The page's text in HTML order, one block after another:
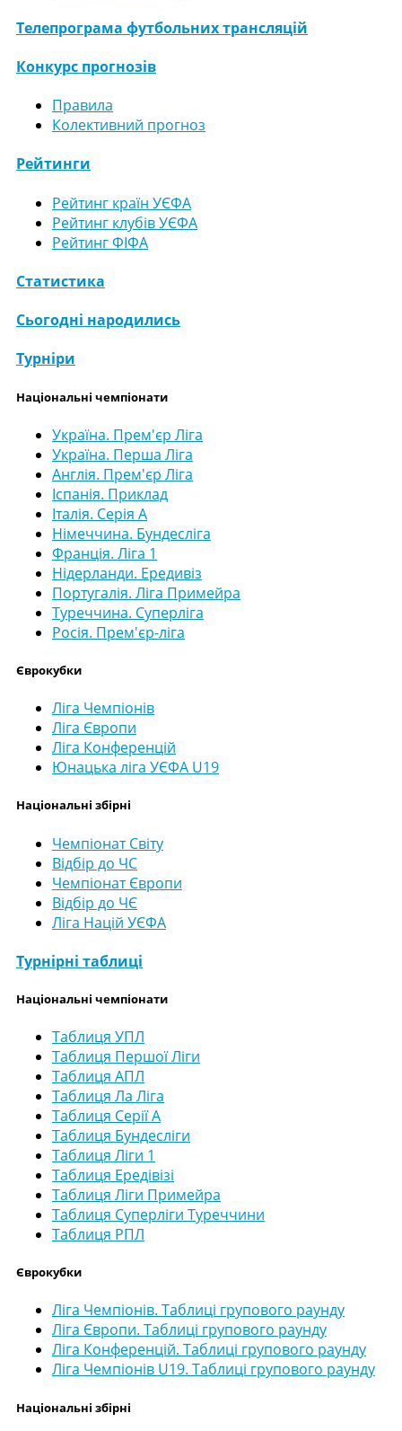
Телепрограма футбольних трансляцій
Конкурс прогнозів
Правила
Колективний прогноз
Рейтинги
Рейтинг країн УЄФА
Рейтинг клубів УЄФА
Рейтинг ФІФА
Статистика
Сьогодні народились
Турніри
Національні чемпіонати
Україна. Прем'єр Ліга
Україна. Перша Ліга
Англія. Прем'єр Ліга
Іспанія. Приклад
Італія. Серія А
Німеччина. Бундесліга
Франція. Ліга 1
Нідерланди. Ередивіз
Португалія. Ліга Примейра
Туреччина. Суперліга
Росія. Прем'єр-ліга
Єврокубки
Ліга Чемпіонів
Ліга Європи
Ліга Конференцій
Юнацька ліга УЄФА U19
Національні збірні
Чемпіонат Світу
Відбір до ЧС
Чемпіонат Європи
Відбір до ЧЄ
Ліга Націй УЄФА
Турнірні таблиці
Національні чемпіонати
Таблиця УПЛ
Таблиця Першої Ліги
Таблиця АПЛ
Таблиця Ла Ліга
Таблиця Серії А
Таблиця Бундесліги
Таблиця Ліги 1
Таблиця Ередівізі
Таблиця Ліги Примейра
Таблиця Суперліги Туреччини
Таблиця РПЛ
Єврокубки
Ліга Чемпіонів. Таблиці групового раунду
Ліга Європи. Таблиці групового раунду
Ліга Конференцій. Таблиці групового раунду
Ліга Чемпіонів U19. Таблиці групового раунду
Національні збірні